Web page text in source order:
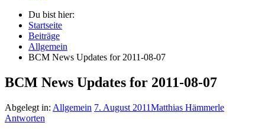
Du bist hier:
Startseite
Beiträge
Allgemein
BCM News Updates for 2011-08-07
BCM News Updates for 2011-08-07
Abgelegt in: Allgemein 7. August 2011Matthias Hämmerle
Antworten